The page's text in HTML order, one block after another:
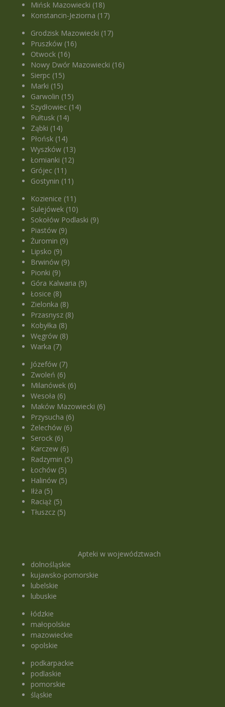
Mińsk Mazowiecki (18)
Konstancin-Jeziorna (17)
Grodzisk Mazowiecki (17)
Pruszków (16)
Otwock (16)
Nowy Dwór Mazowiecki (16)
Sierpc (15)
Marki (15)
Garwolin (15)
Szydłowiec (14)
Pułtusk (14)
Ząbki (14)
Płońsk (14)
Wyszków (13)
Łomianki (12)
Grójec (11)
Gostynin (11)
Kozienice (11)
Sulejówek (10)
Sokołów Podlaski (9)
Piastów (9)
Żuromin (9)
Lipsko (9)
Brwinów (9)
Pionki (9)
Góra Kalwaria (9)
Łosice (8)
Zielonka (8)
Przasnysz (8)
Kobyłka (8)
Węgrów (8)
Warka (7)
Józefów (7)
Zwoleń (6)
Milanówek (6)
Wesoła (6)
Maków Mazowiecki (6)
Przysucha (6)
Żelechów (6)
Serock (6)
Karczew (6)
Radzymin (5)
Łochów (5)
Halinów (5)
Iłża (5)
Raciąż (5)
Tłuszcz (5)
Apteki w województwach
dolnośląskie
kujawsko-pomorskie
lubelskie
lubuskie
łódzkie
małopolskie
mazowieckie
opolskie
podkarpackie
podlaskie
pomorskie
śląskie